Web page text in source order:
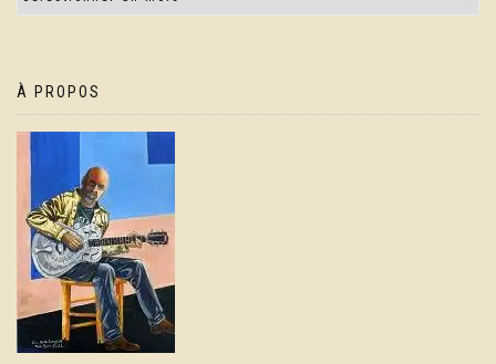
À PROPOS